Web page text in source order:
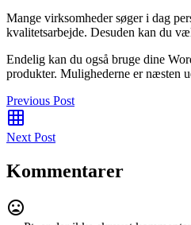
Mange virksomheder søger i dag
kvalitetsarbejde. Desuden kan du
Endelig kan du også bruge dine
produkter. Mulighederne er næsten
Previous Post
Next Post
Kommentarer